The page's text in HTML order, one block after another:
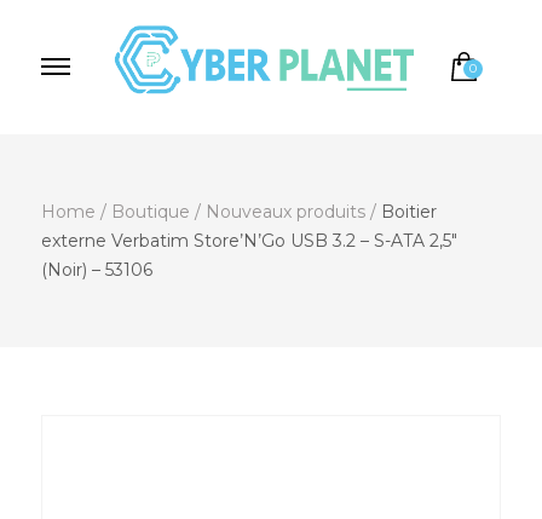
0
Home / Boutique / Nouveaux produits / Boitier
externe Verbatim Store’N’Go USB 3.2 – S-ATA 2,5″
(Noir) – 53106